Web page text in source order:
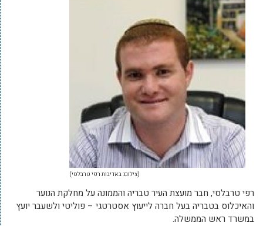
(צילום: באדיבות רפי טרבלסי)
רפי טרבלסי, חבר מועצת העיר טבריה והממונה על מחלקת הנוער
והאיכלוס‏ בטבריה‏‏ בעל חברה לייעוץ אסטרטגי – פוליטי‏‏‏ ולשעבר יועץ
במשרד ראש הממשלה.